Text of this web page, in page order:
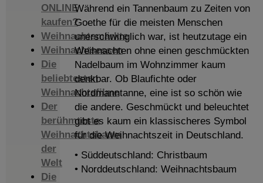
ONLINE
kaufen?
Weihnachtsmärkte
Weihnachtsessen
Die
beliebtesten
Weihnachtsfilme
Der
berühmteste
Weihnachtsbaum
der
Welt
Die
Während ein Tannenbaum zu Zeiten von
Goethe für die meisten Menschen
unerschwinglich war, ist heutzutage ein
Weihnachten ohne einen geschmückten
Nadelbaum im Wohnzimmer kaum
denkbar. Ob Blaufichte oder
Nordmanntanne, eine ist so schön wie
die andere. Geschmückt und beleuchtet
gibt es kaum ein klassischeres Symbol
für die Weihnachtszeit in Deutschland.
• Süddeutschland: Christbaum
• Norddeutschland: Weihnachtsbaum